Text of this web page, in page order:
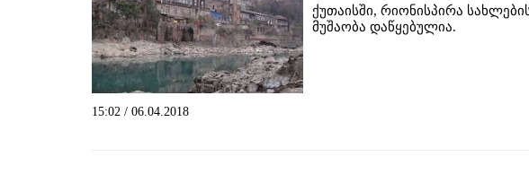
ქუთაისში, რიონისპირა
მუშაობა დაწყებულია.
15:02 / 06.04.2018